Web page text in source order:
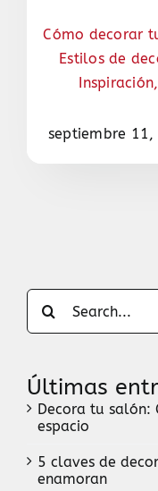
Cómo decorar
Estilos de
Inspiración,
septiembre 11,
Search
for:
Últimas
Decora tu salón:
espacio
5 claves de
enamoran